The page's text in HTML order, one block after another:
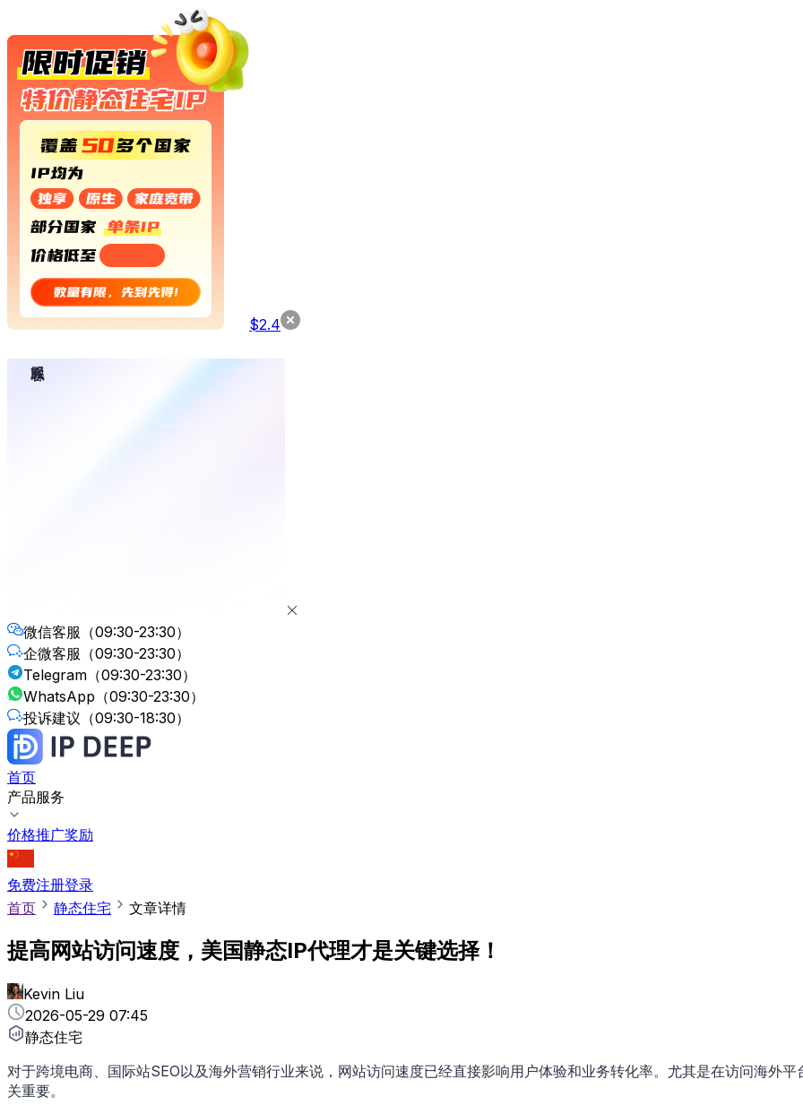
$2.4
微信客服 （09:30-23:30）
企微客服 （09:30-23:30）
Telegram （09:30-23:30）
WhatsApp （09:30-23:30）
投诉建议 （09:30-18:30）
首页
产品服务
价格推广奖励
免费注册登录
首页
静态住宅 文章详情
提高网站访问速度，美国静态IP代理才是关键选择！
Kevin Liu
2026-05-29 07:45
静态住宅
对于跨境电商、国际站SEO以及海外营销行业来说，网站访问速度已经直接影响用户体验和业务转化率。尤其是在访问海外
关重要。